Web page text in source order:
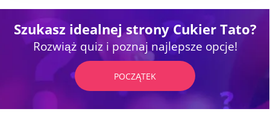
Szukasz idealnej strony Cukier Tato?
Rozwiąż quiz i poznaj najlepsze opcje!
POCZĄTEK